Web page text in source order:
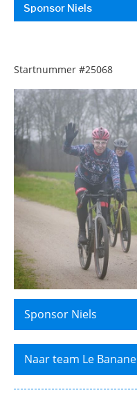
Sponsor Niels
Startnummer #25068
Sponsor Niels
Naar team Le Banane